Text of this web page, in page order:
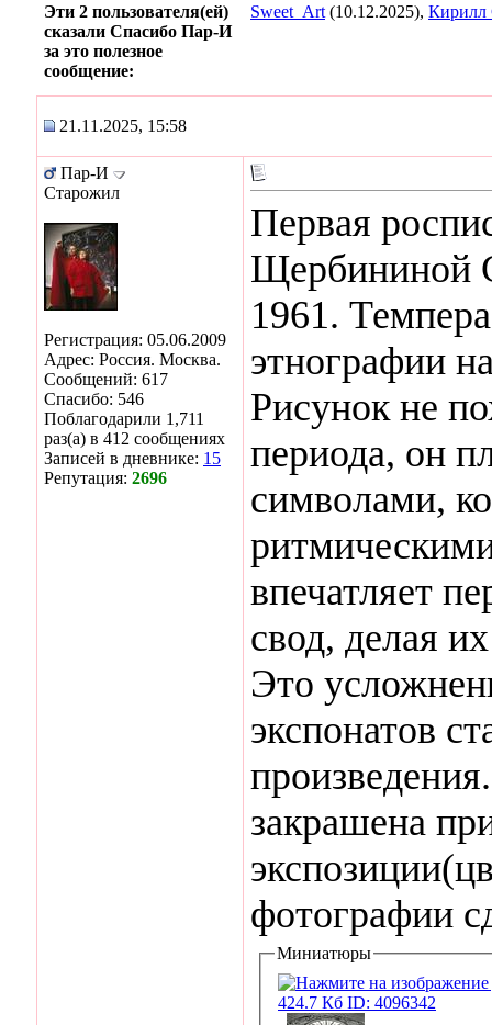
Эти 2 пользователя(ей)
сказали Спасибо Пар-И
за это полезное
сообщение:
Sweet_Art (10.12.2025), Кирилл
21.11.2025, 15:58
Пар-И
Старожил
Регистрация: 05.06.2009
Адрес: Россия. Москва.
Сообщений: 617
Спасибо: 546
Поблагодарили 1,711
раз(а) в 412 сообщениях
Записей в дневнике: 15
Репутация: 2696
Первая
Щербининой
1961.
этнографии
Рисунок не
периода, он
символами,
впечатляет
свод, делая
Это
экспонатов
закрашена
фотографии
Миниатюры